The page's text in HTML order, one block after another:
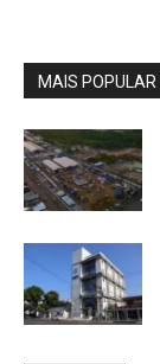
MAIS POPULAR